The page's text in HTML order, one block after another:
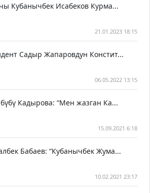
Кубанычбек Исабеков Курма...
21.01.2023 18:15
Садыр Жапаровдун Констит...
06.05.2022 13:15
Кадырова: “Мен жазган Ка...
15.09.2021 6:18
Бабаев: “Кубанычбек Жума...
10.02.2021 23:17